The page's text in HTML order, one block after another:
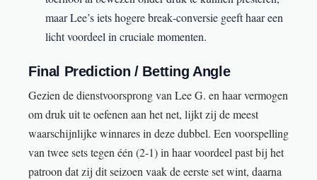
maar Lee’s iets hogere break‑conversie geeft haar een
licht voordeel in cruciale momenten.
Final Prediction / Betting Angle
Gezien de dienstvoorsprong van Lee G. en haar vermogen
om druk uit te oefenen aan het net, lijkt zij de meest
waarschijnlijke winnares in deze dubbel. Een voorspelling
van twee sets tegen één (2-1) in haar voordeel past bij het
patroon dat zij dit seizoen vaak de eerste set wint, daarna